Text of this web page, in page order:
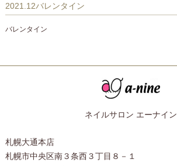
2021.12バレンタイン
バレンタイン
ネイルサロン エーナイン
札幌大通本店
札幌市中央区南３条西３丁目８－１